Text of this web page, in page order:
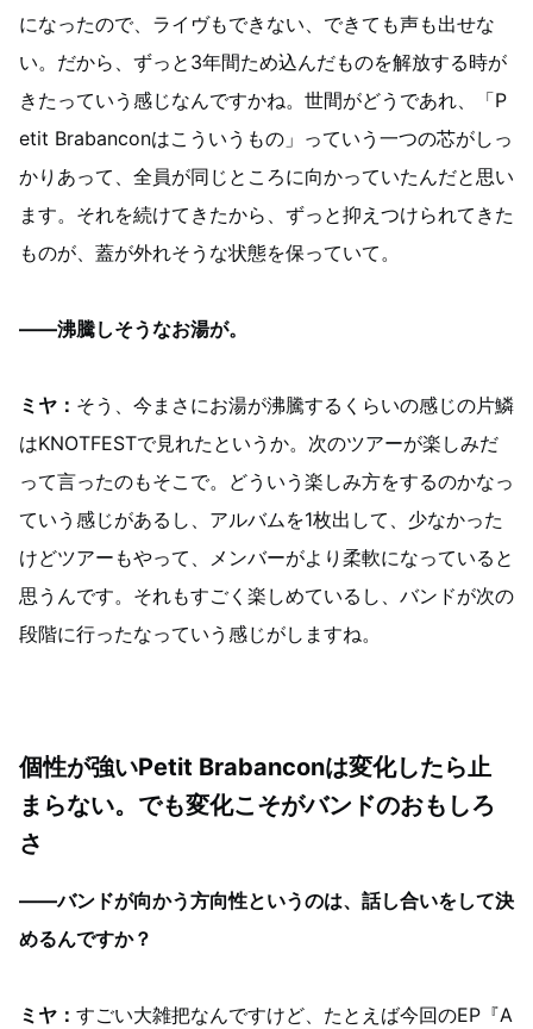
になったので、ライヴもできない、できても声も出せな
い。だから、ずっと3年間ため込んだものを解放する時が
きたっていう感じなんですかね。世間がどうであれ、「P
etit Brabanconはこういうもの」っていう一つの芯がしっ
かりあって、全員が同じところに向かっていたんだと思い
ます。それを続けてきたから、ずっと抑えつけられてきた
ものが、蓋が外れそうな状態を保っていて。
——沸騰しそうなお湯が。
ミヤ： そう、今まさにお湯が沸騰するくらいの感じの片鱗
はKNOTFESTで見れたというか。次のツアーが楽しみだ
って言ったのもそこで。どういう楽しみ方をするのかなっ
ていう感じがあるし、アルバムを1枚出して、少なかった
けどツアーもやって、メンバーがより柔軟になっていると
思うんです。それもすごく楽しめているし、バンドが次の
段階に行ったなっていう感じがしますね。
個性が強いPetit Brabanconは変化したら止
まらない。でも変化こそがバンドのおもしろ
さ
——バンドが向かう方向性というのは、話し合いをして決
めるんですか？
ミヤ： すごい大雑把なんですけど、たとえば今回のEP『A